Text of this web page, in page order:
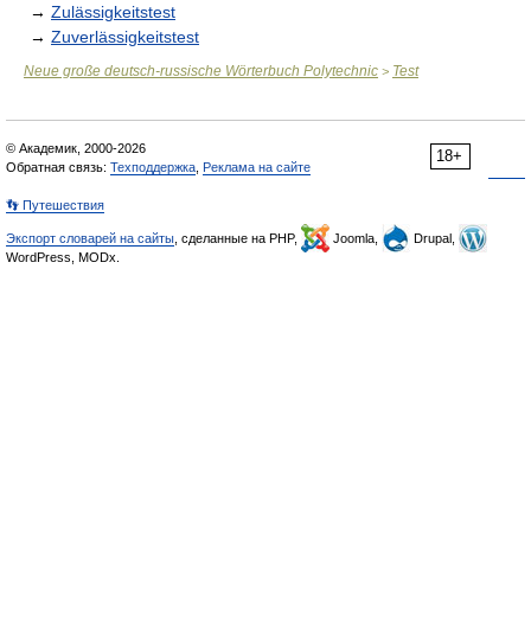
→ Zulässigkeitstest
→ Zuverlässigkeitstest
Neue große deutsch-russische Wörterbuch Polytechnic > Test
18+
© Академик, 2000-2026
Обратная связь: Техподдержка Реклама на сайте
👣 Путешествия
Экспорт словарей на сайты , сделанные на PHP, Joomla,
Drupal,
WordPress, MODx.